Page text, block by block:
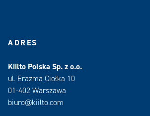
ADRES
Kiilto Polska Sp. z o.o.
ul. Erazma Ciołka 10
01-402 Warszawa
biuro@kiilto.com